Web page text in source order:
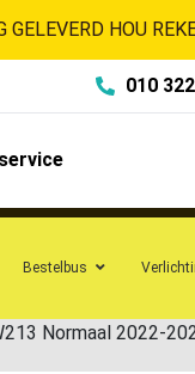
GELEVERD HOU
010
Bestelbus
Normaal 2022-